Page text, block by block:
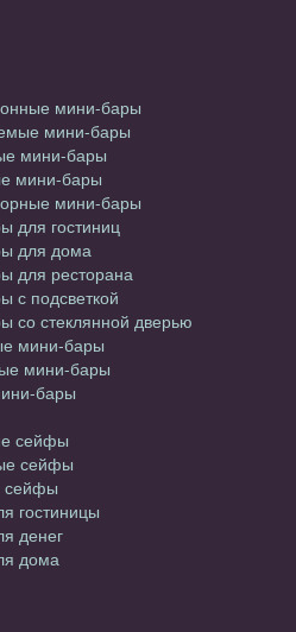
мини-бары
мини-бары
мини-бары
мини-бары
мини-бары
для гостиниц
для дома
для ресторана
с подсветкой
со стеклянной дверью
мини-бары
мини-бары
бары
сейфы
сейфы
гостиницы
денег
дома